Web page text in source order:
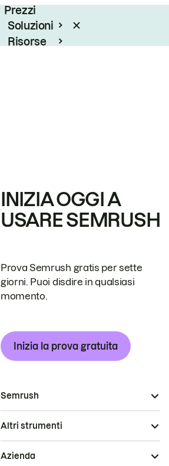
Prezzi
Soluzioni
Risorse
INIZIA OGGI A
USARE SEMRUSH
Prova Semrush gratis per sette
giorni. Puoi disdire in qualsiasi
momento.
Inizia la prova gratuita
Semrush
Altri strumenti
Azienda